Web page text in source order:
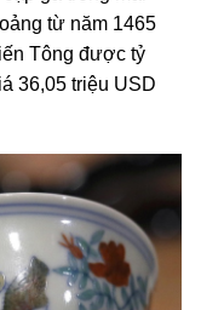
từ năm 1465
Tông được tỷ
36,05 triệu USD